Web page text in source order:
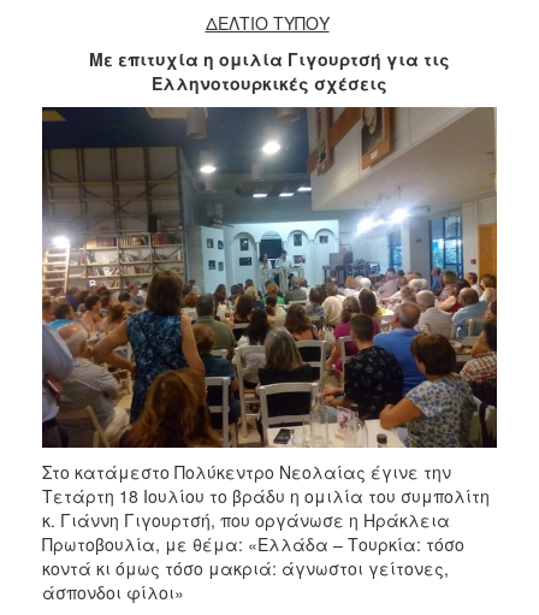
ΔΕΛΤΙΟ ΤΥΠΟΥ
Με επιτυχία η ομιλία Γιγουρτσή για τις
Ελληνοτουρκικές σχέσεις
Στο κατάμεστο Πολύκεντρο Νεολαίας έγινε την
Τετάρτη 18 Ιουλίου το βράδυ η ομιλία του συμπολίτη
κ. Γιάννη Γιγουρτσή, που οργάνωσε η Ηράκλεια
Πρωτοβουλία, με θέμα: «Ελλάδα – Τουρκία: τόσο
κοντά κι όμως τόσο μακριά: άγνωστοι γείτονες,
άσπονδοι φίλοι»